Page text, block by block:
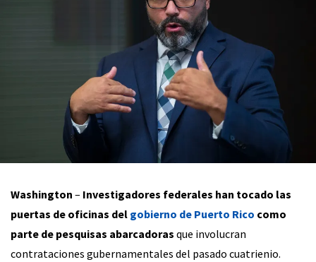
Washington – Investigadores federales han tocado las
puertas de oficinas del gobierno de Puerto Rico como
parte de pesquisas abarcadoras que involucran
contrataciones gubernamentales del pasado cuatrienio.